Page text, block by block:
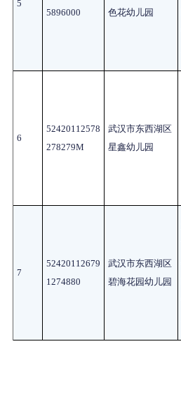
5
5896000
色花幼儿园
6
52420112578
278279M
武汉市东西湖区
星鑫幼儿园
7
52420112679
1274880
武汉市东西湖区
碧海花园幼儿园